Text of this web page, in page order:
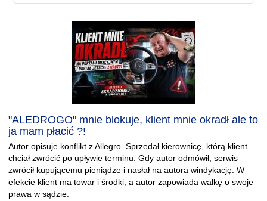
"ALEDROGO" mnie blokuje, klient mnie okradł ale to
ja mam płacić ?!
Autor opisuje konflikt z Allegro. Sprzedał kierownicę, którą klient
chciał zwrócić po upływie terminu. Gdy autor odmówił, serwis
zwrócił kupującemu pieniądze i nasłał na autora windykację. W
efekcie klient ma towar i środki, a autor zapowiada walkę o swoje
prawa w sądzie.